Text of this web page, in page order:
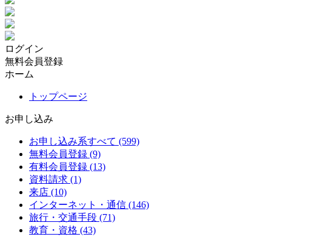
ログイン
無料会員登録
ホーム
トップページ
お申し込み
お申し込み系すべて (599)
無料会員登録 (9)
有料会員登録 (13)
資料請求 (1)
来店 (10)
インターネット・通信 (146)
旅行・交通手段 (71)
教育・資格 (43)